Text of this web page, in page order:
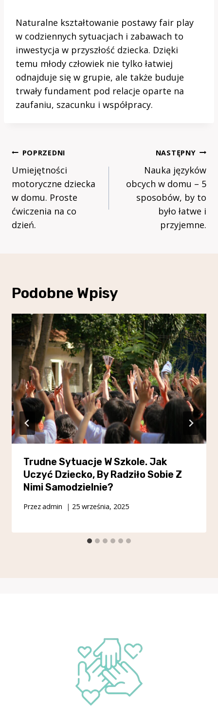
Naturalne kształtowanie postawy fair play
w codziennych sytuacjach i zabawach to
inwestycja w przyszłość dziecka. Dzięki
temu młody człowiek nie tylko łatwiej
odnajduje się w grupie, ale także buduje
trwały fundament pod relacje oparte na
zaufaniu, szacunku i współpracy.
Nawigacja
Wpisu
POPRZEDNI
Umiejętności
motoryczne dziecka
w domu. Proste
ćwiczenia na co
dzień.
NASTĘPNY
Nauka języków
obcych w domu – 5
sposobów, by to
było łatwe i
przyjemne.
Podobne Wpisy
Trudne Sytuacje W Szkole. Jak
Uczyć Dziecko, By Radziło Sobie Z
Nimi Samodzielnie?
Przezadmin 25 września, 2025